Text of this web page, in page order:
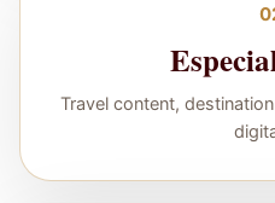
Travel content,